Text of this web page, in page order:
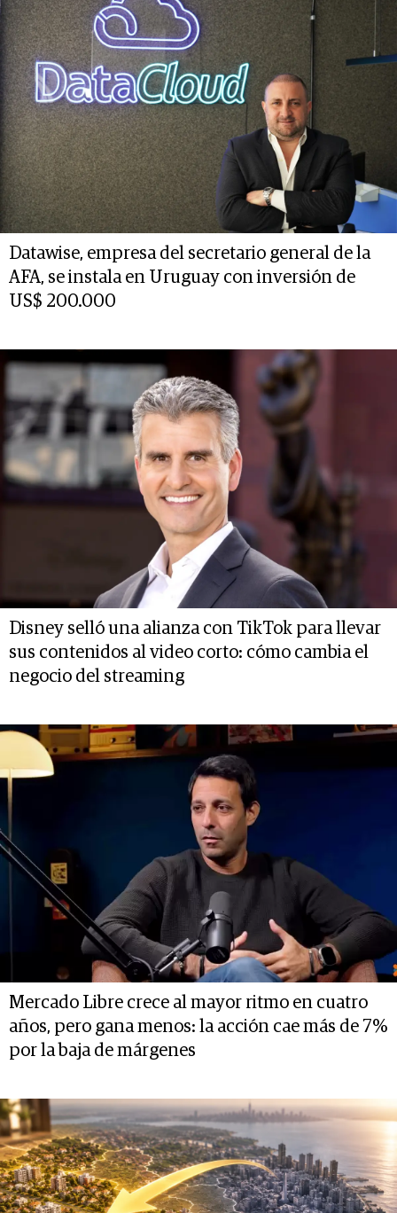
Datawise, empresa del secretario general de la
AFA, se instala en Uruguay con inversión de
US$ 200.000
Disney selló una alianza con TikTok para llevar
sus contenidos al video corto: cómo cambia el
negocio del streaming
Mercado Libre crece al mayor ritmo en cuatro
años, pero gana menos: la acción cae más de 7%
por la baja de márgenes